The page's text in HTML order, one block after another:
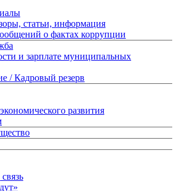
статьи, информация
о фактах коррупции
и зарплате муниципальных
/ Кадровый резерв
развития